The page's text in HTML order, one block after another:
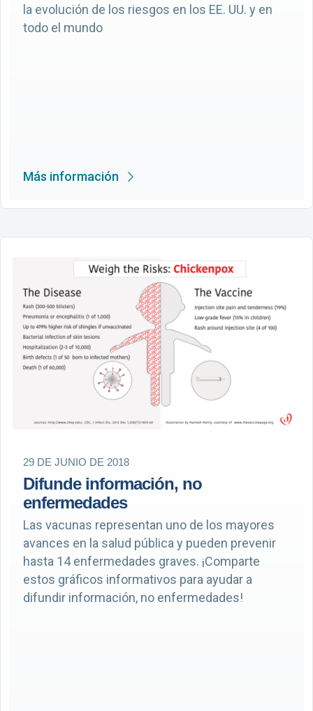
la evolución de los riesgos en los EE. UU. y en
todo el mundo
Más información
29 DE JUNIO DE 2018
Difunde información, no
enfermedades
Las vacunas representan uno de los mayores
avances en la salud pública y pueden prevenir
hasta 14 enfermedades graves. ¡Comparte
estos gráficos informativos para ayudar a
difundir información, no enfermedades!